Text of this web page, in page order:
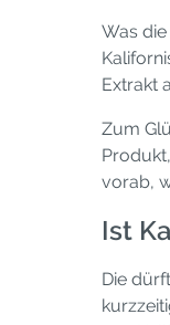
Was
Extrakt
Zum
vorab,
Ist
Die